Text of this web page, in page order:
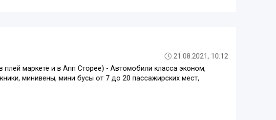
21.08.2021, 10:12
плей маркете и в Апп Сторее) - Автомобили класса эконом,
минивены, мини бусы от 7 до 20 пассажирских мест,